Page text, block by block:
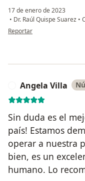
17 de enero de 2023
• Dr. Raúl Quispe Suarez •
en opinión del usuario Cesar
Reportar
Angela Villa
Sin duda es el
país! Estamos
operar a nuestra
bien, es un
humano. Lo